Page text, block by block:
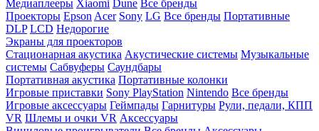
Медиаплееры Xiaomi Dune Все бренды
Проекторы Epson Acer Sony LG Все бренды Портативные
DLP LCD Недорогие
Экраны для проекторов
Стационарная акустика Акустические системы Музыкальные
системы Сабвуферы Саундбары
Портативная акустика Портативные колонки
Игровые приставки Sony PlayStation Nintendo Все бренды
Игровые аксессуары Геймпады Гарнитуры Рули, педали, КПП
VR Шлемы и очки VR Аксессуары